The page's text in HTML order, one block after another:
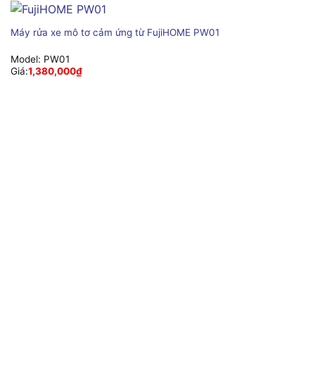
Máy rửa xe mô tơ cảm ứng từ FujiHOME PW01
Model: PW01
Giá:1,380,000₫